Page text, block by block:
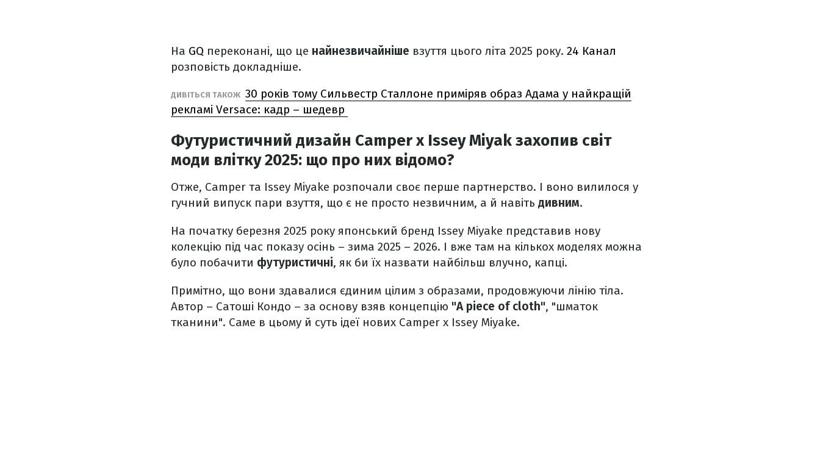
На GQ переконані, що це найнезвичайніше взуття цього літа 2025 року. 24 Канал
розповість докладніше.
ДИВІТЬСЯ ТАКОЖ 30 років тому Сильвестр Сталлоне приміряв образ Адама у найкращій
рекламі Versace: кадр – шедевр
Футуристичний дизайн Camper x Issey Miyak захопив світ
моди влітку 2025: що про них відомо?
Отже, Camper та Issey Miyake розпочали своє перше партнерство. І воно вилилося у
гучний випуск пари взуття, що є не просто незвичним, а й навіть дивним.
На початку березня 2025 року японський бренд Issey Miyake представив нову
колекцію під час показу осінь – зима 2025 – 2026. І вже там на кількох моделях можна
було побачити футуристичні, як би їх назвати найбільш влучно, капці.
Примітно, що вони здавалися єдиним цілим з образами, продовжуючи лінію тіла.
Автор – Сатоші Кондо – за основу взяв концепцію "A piece of cloth", "шматок
тканини". Саме в цьому й суть ідеї нових Camper x Issey Miyake.